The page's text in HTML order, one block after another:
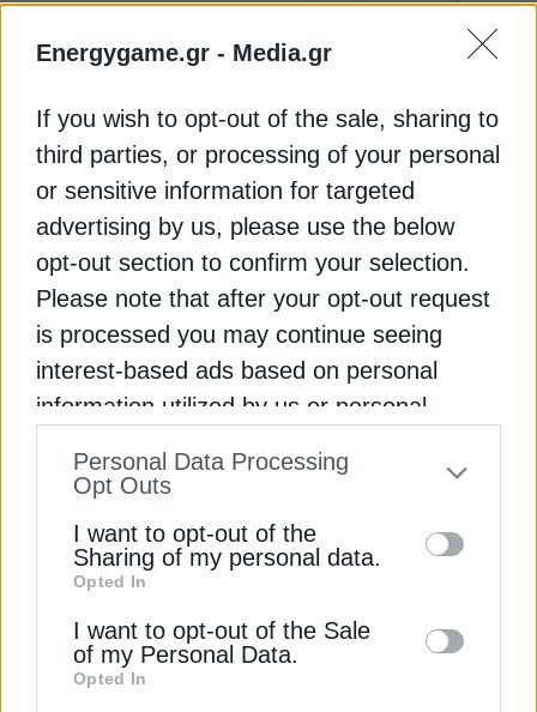
Energygame.gr - Media.gr
If you wish to opt-out of the sale, sharing to
third parties, or processing of your personal
or sensitive information for targeted
advertising by us, please use the below
opt-out section to confirm your selection.
Please note that after your opt-out request
is processed you may continue seeing
interest-based ads based on personal
information utilized by us or personal
to your opt-out. You may separately opt-out
information by third parties on the IAB’s list
of downstream participants. This
information may also be disclosed by us to
third parties on theIAB’s List of
Downstream Participants
Personal Data Processing
Opt Outs
I want to opt-out of the
Sharing of my personal data.
Opted In
I want to opt-out of the Sale
of my Personal Data.
Opted In
βαθμών που καταγράφηκε το 2022.
συνδέεται με το μετεωρολογικό φαινόμενο «Ωμέγα
μπλοκ», ένα σταθερό σύστημα υψηλών πιέσεων
που μεταφέρει θερμές αέριες μάζες από τη
Σαχάρα προς την Ευρώπη και παραμένει σχεδόν
αμετακίνητο για αρκετές ημέρες. Η επιμονή του
φαινομένου εντείνει τη διάρκεια και την ένταση της
ζέστης, δημιουργώντας πρωτοφανείς συνθήκες για
πολλές ευρωπαϊκές χώρες και αναδεικνύοντας την
ανάγκη ενίσχυσης των υποδομών απέναντι στα
ολοένα συχνότερα ακραία καιρικά φαινόμενα.
Διαβάστε ακόμη
Κύμα καύσωνα σαρώνει την Ευρώπη: Τρεις νεκροί
στη Γαλλία, κλείνουν χιλιάδες σχολεία
Κύμα καύσωνα σαρώνει τη Γαλλία – Συναγερμός
σε 53 διαμερίσματα